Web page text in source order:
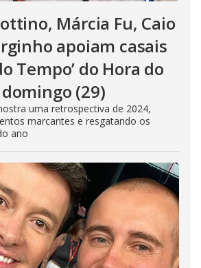
Márcia Fu, Caio
apoiam casais
Tempo’ do Hora do
(29)
uma retrospectiva de 2024,
marcantes e resgatando os
ano